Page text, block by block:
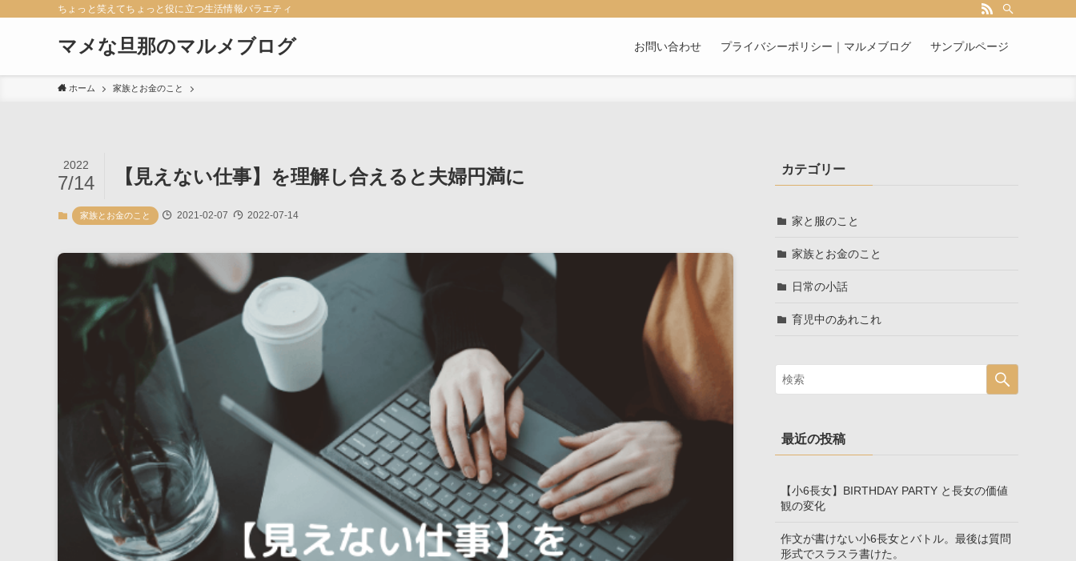
ちょっと笑えてちょっと役に立つ生活情報バラエティ
マメな旦那のマルメブログ お問い合わせ プライバシーポリシー｜マルメブログ サンプルページ
ホーム 家族とお金のこと
【見えない仕事】を理解し合えると夫婦円満に
2022
7/14
家族とお金のこと 2021-02-07 2022-07-14
カテゴリー
家と服のこと
家族とお金のこと
日常の小話
育児中のあれこれ
最近の投稿
【小6長女】BIRTHDAY PARTY と長女の価値
観の変化
作文が書けない小6長女とバトル。最後は質問
形式でスラスラ書けた。